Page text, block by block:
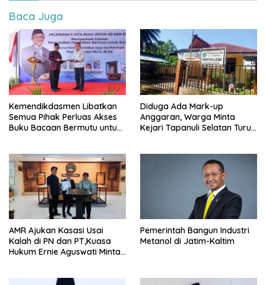
Baca Juga
Kemendikdasmen Libatkan
Semua Pihak Perluas Akses
Buku Bacaan Bermutu untuk
Diduga Ada Mark-up
Anggaran, Warga Minta
Kejari Tapanuli Selatan Turun
AMR Ajukan Kasasi Usai
Kalah di PN dan PT,Kuasa
Hukum Ernie Aguswati Minta
Pemerintah Bangun Industri
Metanol di Jatim-Kaltim